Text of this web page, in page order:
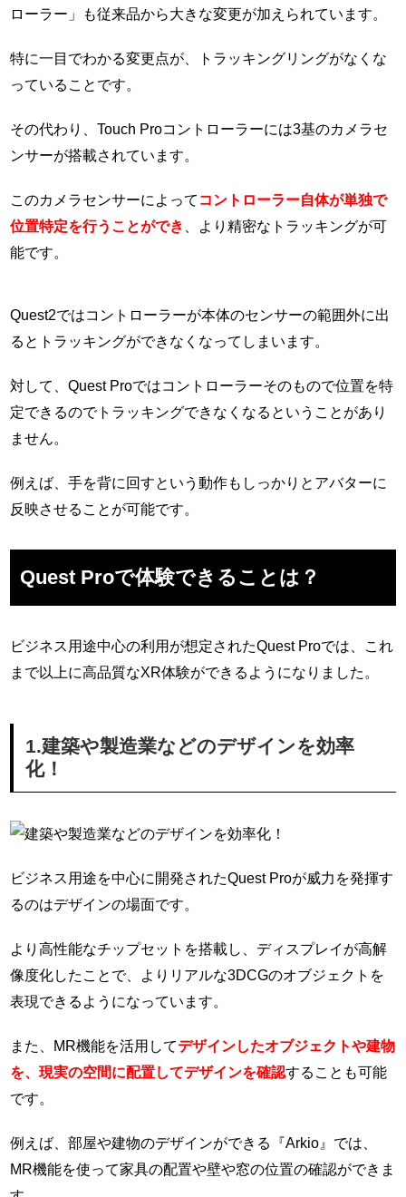
ローラー」も従来品から大きな変更が加えられています。
特に一目でわかる変更点が、トラッキングリングがなくな
っていることです。
その代わり、Touch Proコントローラーには3基のカメラセ
ンサーが搭載されています。
このカメラセンサーによって コントローラー自体が単独で
位置特定を行うことができ
、より精密なトラッキングが可
能です。
Quest2ではコントローラーが本体のセンサーの範囲外に出
るとトラッキングができなくなってしまいます。
対して、Quest Proではコントローラーそのもので位置を特
定できるのでトラッキングできなくなるということがあり
ません。
例えば、手を背に回すという動作もしっかりとアバターに
反映させることが可能です。
Quest Proで体験できることは？
ビジネス用途中心の利用が想定されたQuest Proでは、これ
まで以上に高品質なXR体験ができるようになりました。
1.建築や製造業などのデザインを効率
化！
ビジネス用途を中心に開発されたQuest Proが威力を発揮す
るのはデザインの場面です。
より高性能なチップセットを搭載し、ディスプレイが高解
像度化したことで、よりリアルな3DCGのオブジェクトを
表現できるようになっています。
また、MR機能を活用してデザインしたオブジェクトや建物
を、現実の空間に配置してデザインを確認することも可能
です。
例えば、部屋や建物のデザインができる『Arkio』では、
MR機能を使って家具の配置や壁や窓の位置の確認ができま